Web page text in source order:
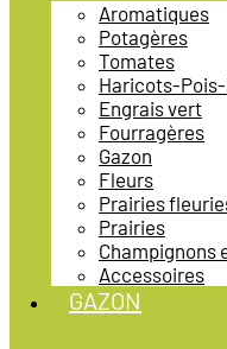
Aromatiques
Potagères
Tomates
Haricots-
Engrais vert
Fourragères
Gazon
Fleurs
Prairies
Prairies
Champignons
Accessoires
GAZON